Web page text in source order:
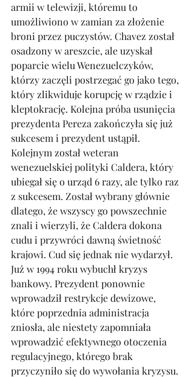
armii w telewizji, któremu to
umożliwiono w zamian za złożenie
broni przez puczystów. Chavez został
osadzony w areszcie, ale uzyskał
poparcie wielu Wenezuelczyków,
którzy zaczęli postrzegać go jako tego,
który zlikwiduje korupcję w rządzie i
kleptokrację. Kolejna próba usunięcia
prezydenta Pereza zakończyła się już
sukcesem i prezydent ustąpił.
Kolejnym został weteran
wenezuelskiej polityki Caldera, który
ubiegał się o urząd 6 razy, ale tylko raz
z sukcesem. Został wybrany głównie
dlatego, że wszyscy go powszechnie
znali i wierzyli, że Caldera dokona
cudu i przywróci dawną świetność
krajowi. Cud się jednak nie wydarzył.
Już w 1994 roku wybuchł kryzys
bankowy. Prezydent ponownie
wprowadził restrykcje dewizowe,
które poprzednia administracja
zniosła, ale niestety zapomniała
wprowadzić efektywnego otoczenia
regulacyjnego, którego brak
przyczyniło się do wywołania kryzysu.